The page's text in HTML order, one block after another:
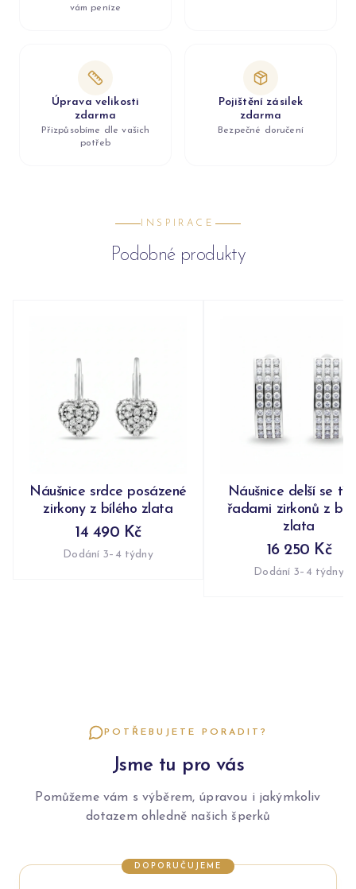
vám peníze
Úprava velikosti
zdarma
Přizpůsobíme dle vašich
potřeb
Pojištění zásilek
zdarma
Bezpečné doručení
INSPIRACE
Podobné produkty
Náušnice srdce posázené
zirkony z bílého zlata
14 490 Kč
Dodání 3–4 týdny
Náušnice delší se
řadami zirkonů z
zlata
16 250 Kč
Dodání 3–4 týdny
POTŘEBUJETE PORADIT?
Jsme tu pro vás
Pomůžeme vám s výběrem, úpravou i jakýmkoliv
dotazem ohledně našich šperků
DOPORUČUJEME